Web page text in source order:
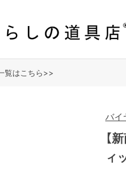
覧はこちら>>
バイ
【
ィ